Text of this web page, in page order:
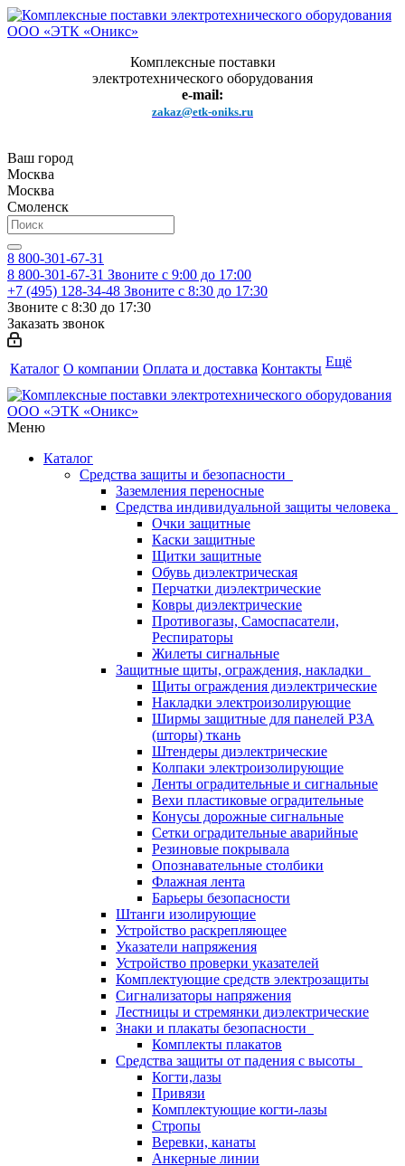
Комплексные поставки
электротехнического оборудования
e-mail:
zakaz@etk-oniks.ru
Ваш город
Москва
Москва
Смоленск
8 800-301-67-31
8 800-301-67-31 Звоните с 9:00 до 17:00
+7 (495) 128-34-48 Звоните с 8:30 до 17:30
Звоните с 8:30 до 17:30
Заказать звонок
Каталог О компании Оплата и доставка Контакты Ещё
Меню
Каталог
Средства защиты и безопасности
Заземления переносные
Средства индивидуальной защиты человека
Очки защитные
Каски защитные
Щитки защитные
Обувь диэлектрическая
Перчатки диэлектрические
Ковры диэлектрические
Противогазы, Самоспасатели,
Респираторы
Жилеты сигнальные
Защитные щиты, ограждения, накладки
Щиты ограждения диэлектрические
Накладки электроизолирующие
Ширмы защитные для панелей РЗА
(шторы) ткань
Штендеры диэлектрические
Колпаки электроизолирующие
Ленты оградительные и сигнальные
Вехи пластиковые оградительные
Конусы дорожные сигнальные
Сетки оградительные аварийные
Резиновые покрывала
Опознавательные столбики
Флажная лента
Барьеры безопасности
Штанги изолирующие
Устройство раскрепляющее
Указатели напряжения
Устройство проверки указателей
Комплектующие средств электрозащиты
Сигнализаторы напряжения
Лестницы и стремянки диэлектрические
Знаки и плакаты безопасности
Комплекты плакатов
Средства защиты от падения с высоты
Когти,лазы
Привязи
Комплектующие когти-лазы
Стропы
Веревки, канаты
Анкерные линии